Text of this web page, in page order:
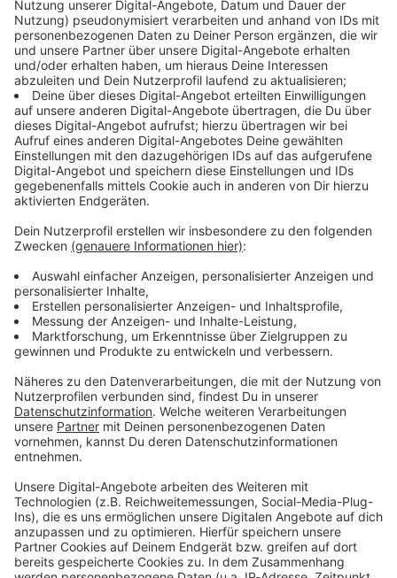
Immer auf dem Laufenden
bleiben!
Verpass' nichts mehr - mit unserem kostenlosen
ANTENNE BAYERN Newsletter. Ob Nachrichten,
Lifestyle oder unsere neuesten Aktionen - wir
informieren dich.
Zum Newsletter anmelden
Du möchtest uns etwas sagen?
Studio Hotline
Kontaktformular